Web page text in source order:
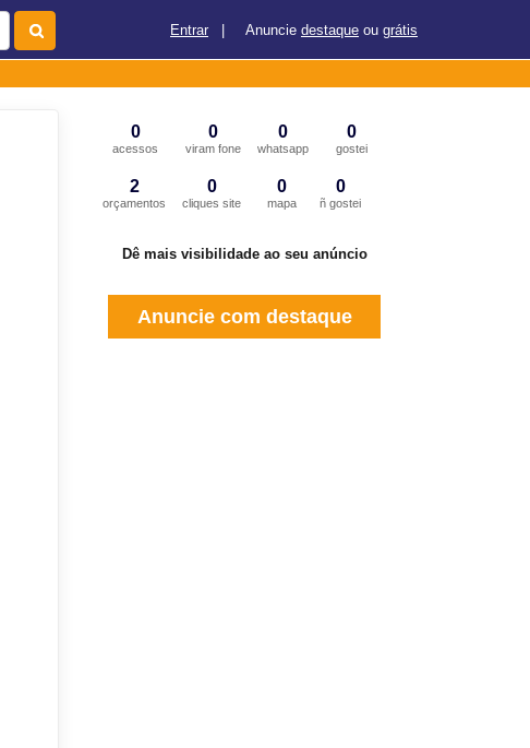
Entrar Anuncie destaque ou grátis
0
acessos
0
viram fone
0
whatsapp
0
gostei
2
orçamentos
0
cliques site
0
mapa
0
ñ gostei
Dê mais visibilidade ao seu anúncio
Anuncie com destaque